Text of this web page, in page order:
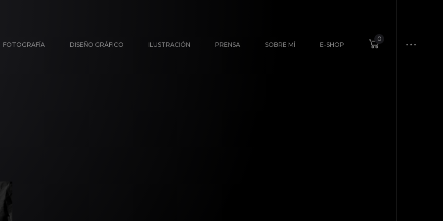
FOTOGRAFÍA DISEÑO GRÁFICO ILUSTRACIÓN PRENSA SOBRE MÍ E-SHOP
0